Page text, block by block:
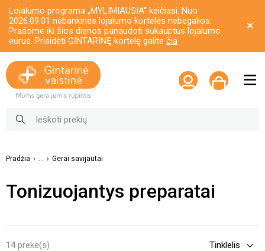
Lojalumo programa „MYLIMIAUSIA“ keičiasi. Nuo
2026.09.01 nebankinės lojalumo kortelės nebegalios.
Prašome iki šios dienos panaudoti sukauptus lojalumo
eurus. Prisidėti GINTARINĘ kortelę galite čia
Pradžia ... Gerai savijautai
Tonizuojantys preparatai
14 prekė(s)